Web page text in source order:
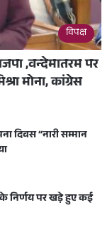
विपक्ष
,वन्देमातरम पर
मोना, कांग्रेस
दिवस “नारी सम्मान
निर्णय पर खड़े हुए कई